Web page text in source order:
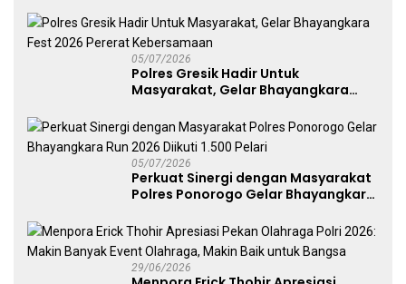
Dekranasda Gerakan Ekonomi Lokal
05/07/2026
Polres Gresik Hadir Untuk
Masyarakat, Gelar Bhayangkara
05/07/2026
Perkuat Sinergi dengan Masyarakat
Polres Ponorogo Gelar Bhayangkara
29/06/2026